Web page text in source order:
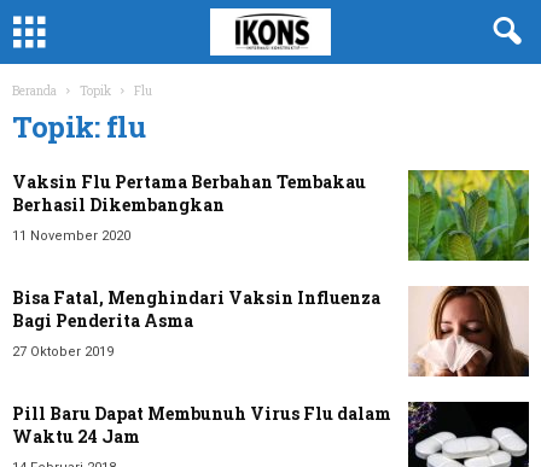
Beranda Topik Flu
Topik: flu
Vaksin Flu Pertama Berbahan Tembakau
Berhasil Dikembangkan
11 November 2020
Bisa Fatal, Menghindari Vaksin Influenza
Bagi Penderita Asma
27 Oktober 2019
Pill Baru Dapat Membunuh Virus Flu dalam
Waktu 24 Jam